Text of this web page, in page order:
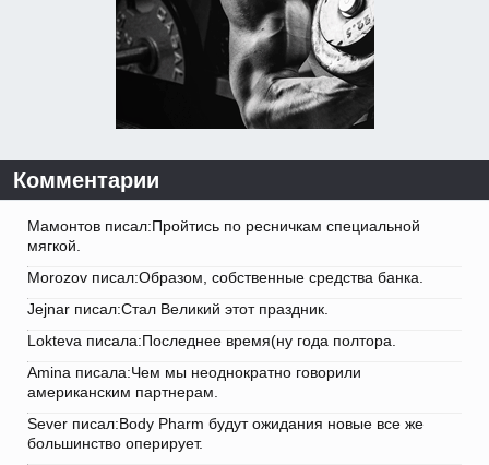
Комментарии
Мамонтов писал:Пройтись по ресничкам специальной
мягкой.
Morozov писал:Образом, собственные средства банка.
Jejnar писал:Стал Великий этот праздник.
Lokteva писала:Последнее время(ну года полтора.
Amina писала:Чем мы неоднократно говорили
американским партнерам.
Sever писал:Body Pharm будут ожидания новые все же
большинство оперирует.